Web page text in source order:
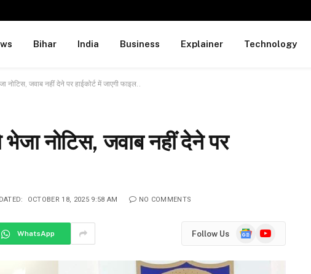
Bihar India Business Explainer Technology
नोटिस, जवाब नहीं देने पर हाईकोर्ट में जाएगी फाइल..
नोटिस, जवाब नहीं देने पर
OCTOBER 18, 2025 9:58 AM NO COMMENTS
WhatsApp Follow Us
GoogleYouTube